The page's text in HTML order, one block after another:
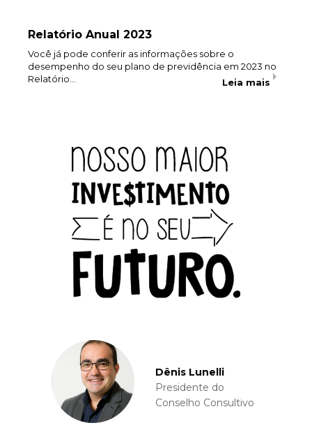
Relatório Anual 2023
Você já pode conferir as informações sobre o
desempenho do seu plano de previdência em 2023 no
Relatório…
Leia mais
Dênis Lunelli
Presidente do
Conselho Consultivo